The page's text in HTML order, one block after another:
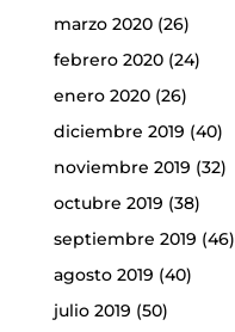
marzo 2020(26)
febrero 2020(24)
enero 2020(26)
diciembre 2019 (40)
noviembre 2019 (32)
octubre 2019 (38)
septiembre 2019 (46)
agosto 2019 (40)
julio 2019 (50)